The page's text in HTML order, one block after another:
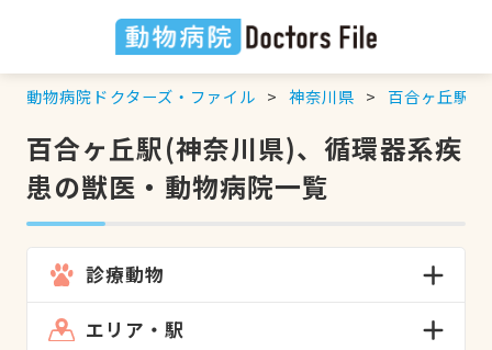
動物病院ドクターズ・ファイル 神奈川県 百合ヶ丘駅
百合ヶ丘駅(神奈川県)、循環器系疾
患の獣医・動物病院一覧
診療動物
エリア・駅